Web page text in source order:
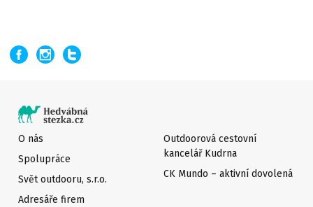
O nás
Spolupráce
Svět outdooru, s.r.o.
Adresáře firem
Outdoorová cestovní
kancelář Kudrna
CK Mundo – aktivní dovolená